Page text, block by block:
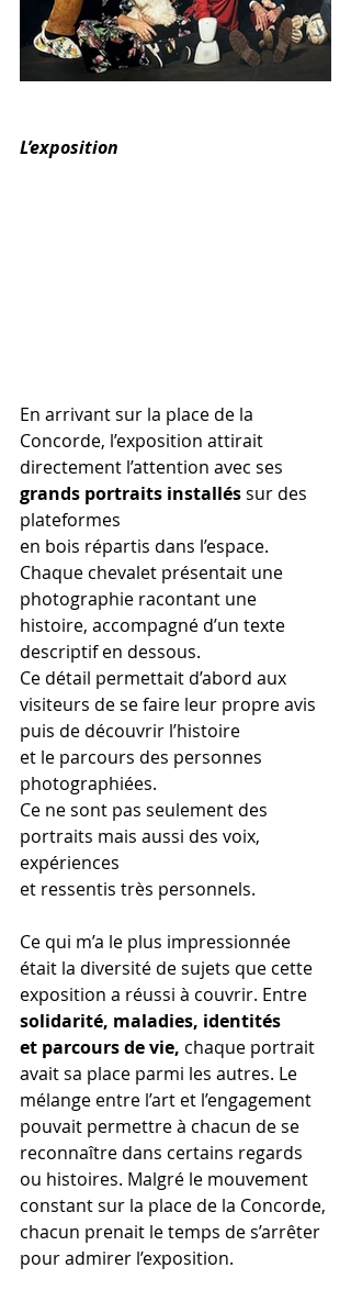
L’exposition
En arrivant sur la place de la
Concorde, l’exposition attirait
directement l’attention avec ses
grands portraits installés sur des
plateformes
en bois répartis dans l’espace.
Chaque chevalet présentait une
photographie racontant une
histoire, accompagné d’un texte
descriptif en dessous.
Ce détail permettait d’abord aux
visiteurs de se faire leur propre avis
puis de découvrir l’histoire
et le parcours des personnes
photographiées.
Ce ne sont pas seulement des
portraits mais aussi des voix,
expériences
et ressentis très personnels.
Ce qui m’a le plus impressionnée
était la diversité de sujets que cette
exposition a réussi à couvrir. Entre
solidarité, maladies, identités
et parcours de vie, chaque portrait
avait sa place parmi les autres. Le
mélange entre l’art et l’engagement
pouvait permettre à chacun de se
reconnaître dans certains regards
ou histoires. Malgré le mouvement
constant sur la place de la Concorde,
chacun prenait le temps de s’arrêter
pour admirer l’exposition.